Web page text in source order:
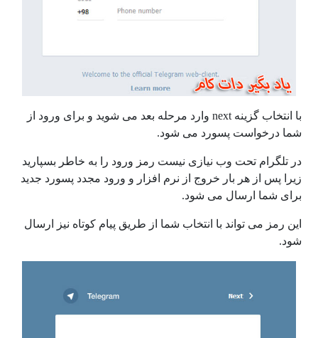
با انتخاب گزینه next وارد مرحله بعد می شوید و برای ورود از
شما درخواست پسورد می شود.
در تلگرام تحت وب نیازی نیست رمز ورود را به خاطر بسپارید
زیرا پس از هر بار خروج از نرم افزار و ورود مجدد پسورد جدید
برای شما ارسال می شود.
این رمز می تواند با انتخاب شما از طریق پیام کوتاه نیز ارسال
شود.